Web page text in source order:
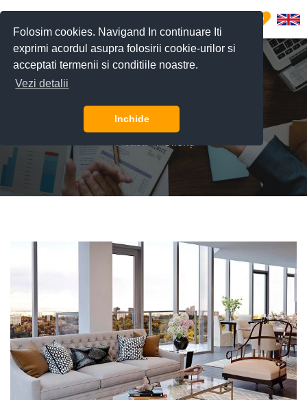
Folosim cookies. Navigand In continuare Iti
exprimi acordul asupra folosirii cookie-urilor si
acceptati termenii si conditiile noastre.
Vezi detalii
Inchide
0
Clienți